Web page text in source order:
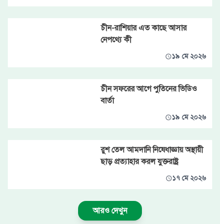
চীন-রাশিয়ার এত কাছে আসার
নেপথ্যে কী
১৯ মে ২০২৬
চীন সফরের আগে পুতিনের ভিডিও
বার্তা
১৯ মে ২০২৬
রুশ তেল আমদানি নিষেধাজ্ঞায় অস্থায়ী
ছাড় প্রত্যাহার করল যুক্তরাষ্ট্র
১৭ মে ২০২৬
আরও দেখুন